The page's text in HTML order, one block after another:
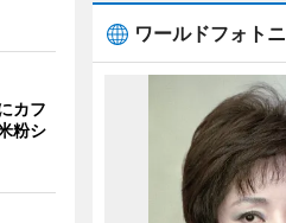
カフ
粉シ
ワールドフォト